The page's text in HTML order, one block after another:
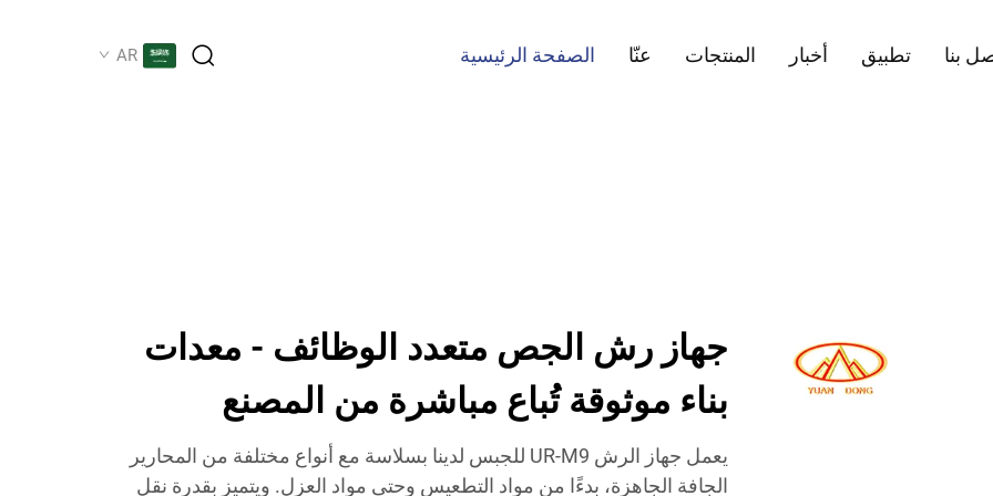
الصفحة الرئيسية عنّا المنتجات أخبار تطبيق بنا AR
جهاز رش الجص متعدد الوظائف - معدات
بناء موثوقة تُباع مباشرة من المصنع
يعمل جهاز الرش UR-M9 للجبس لدينا بسلاسة مع أنواع مختلفة من المحارير
الجافة الجاهزة، بدءًا من مواد التطعيس وحتى مواد العزل. ويتميز بقدرة نقل